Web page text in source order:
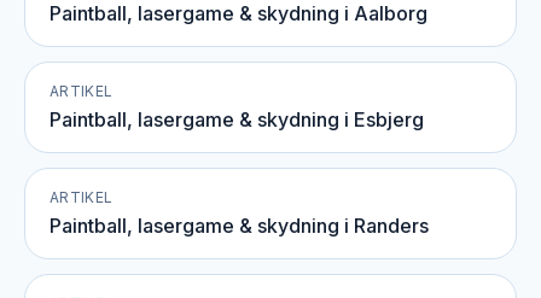
Paintball, lasergame & skydning i Aalborg
ARTIKEL
Paintball, lasergame & skydning i Esbjerg
ARTIKEL
Paintball, lasergame & skydning i Randers